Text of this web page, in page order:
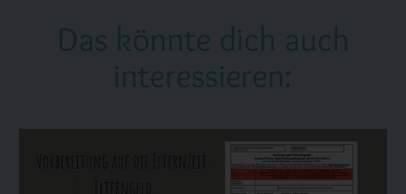
Das könnte dich auch
interessieren: